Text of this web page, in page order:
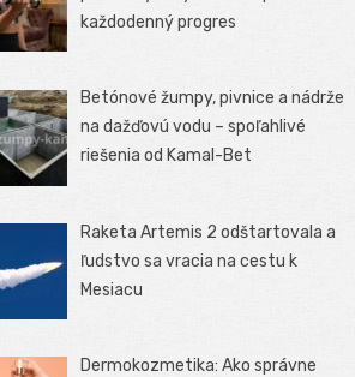
každodenný progres
Betónové žumpy, pivnice a nádrže
na dažďovú vodu – spoľahlivé
riešenia od Kamal-Bet
Raketa Artemis 2 odštartovala a
ľudstvo sa vracia na cestu k
Mesiacu
Dermokozmetika: Ako správne